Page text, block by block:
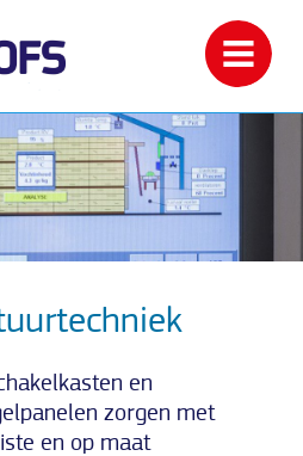
en
zorgen met
en op maat